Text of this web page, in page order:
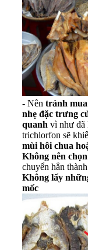
- Nên tránh
nhẹ đặc trưng
quanh vì như đã
trichlorfon sẽ
mùi hôi chua
Không nên
chuyển hẳn
Không lấy
mốc